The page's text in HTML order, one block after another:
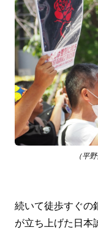
（平
続いて徒歩すぐの
が立ち上げた日本